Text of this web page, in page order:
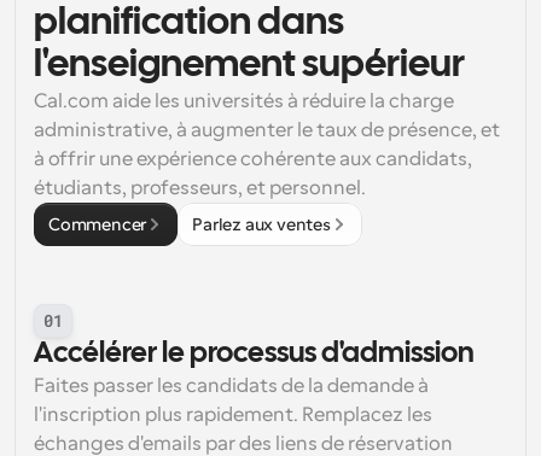
planification dans
l'enseignement supérieur
Cal.com aide les universités à réduire la charge
administrative, à augmenter le taux de présence, et
à offrir une expérience cohérente aux candidats,
étudiants, professeurs, et personnel.
Commencer Parlez aux ventes
01
Accélérer le processus d'admission
Faites passer les candidats de la demande à
l'inscription plus rapidement. Remplacez les
échanges d'emails par des liens de réservation